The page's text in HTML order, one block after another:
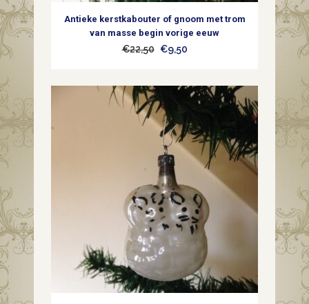
Antieke kerstkabouter of gnoom met trom
van masse begin vorige eeuw
€22,50 Oorspronkelijke
was:
€22,50.
€9,50Huidige
is:
€9,50.